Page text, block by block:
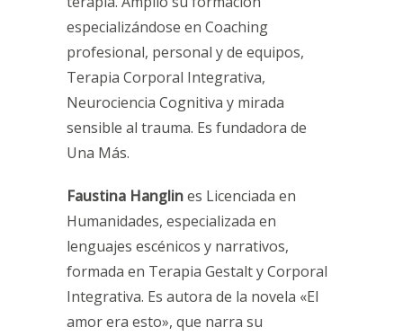
especializándose en Coaching
profesional, personal y de equipos,
Terapia Corporal Integrativa,
Neurociencia Cognitiva y mirada
sensible al trauma. Es fundadora de
Una Más.
Faustina Hanglines Licenciada en
Humanidades, especializada en
lenguajes escénicos y narrativos,
formada en Terapia Gestalt y Corporal
Integrativa. Es autora de la novela «El
amor era esto», que narra su